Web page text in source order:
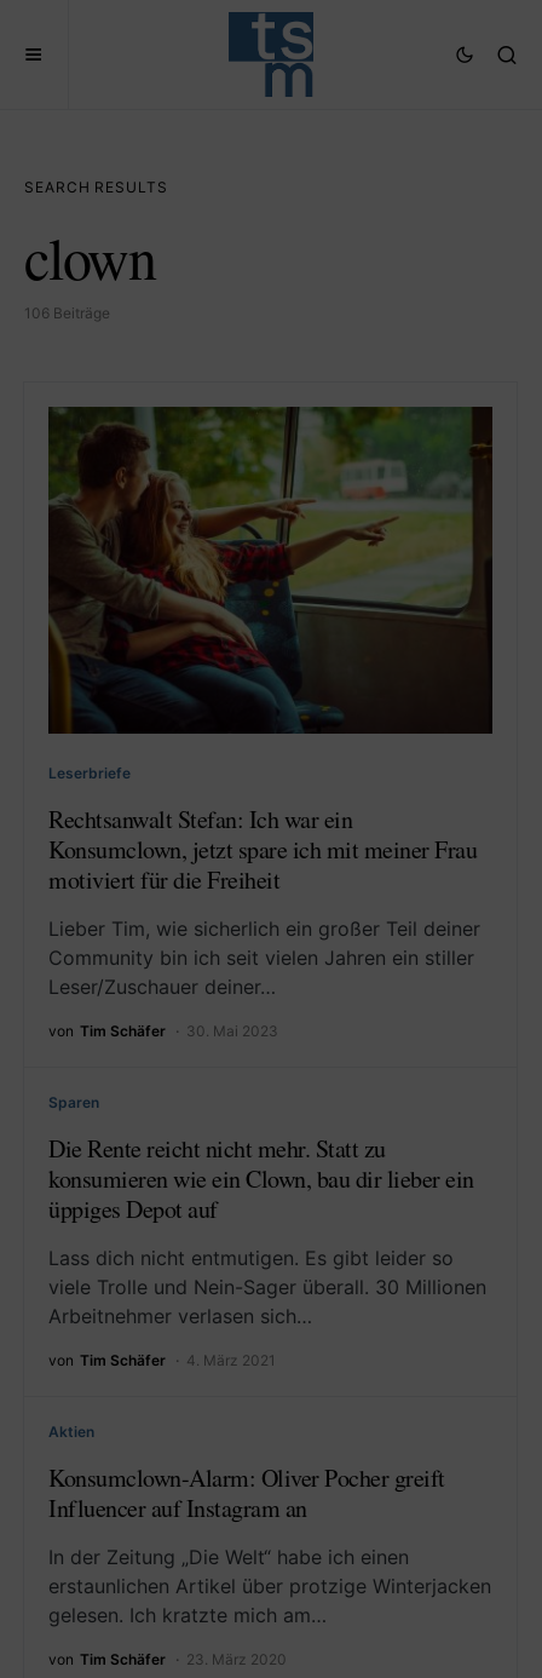
SEARCH RESULTS
clown
106 Beiträge
Leserbriefe
Rechtsanwalt Stefan: Ich war ein
Konsumclown, jetzt spare ich mit meiner Frau
motiviert für die Freiheit
Lieber Tim, wie sicherlich ein großer Teil deiner
Community bin ich seit vielen Jahren ein stiller
Leser/Zuschauer deiner…
von Tim Schäfer 30. Mai 2023
Sparen
Die Rente reicht nicht mehr. Statt zu
konsumieren wie ein Clown, bau dir lieber ein
üppiges Depot auf
Lass dich nicht entmutigen. Es gibt leider so
viele Trolle und Nein-Sager überall. 30 Millionen
Arbeitnehmer verlasen sich…
von Tim Schäfer 4. März 2021
Aktien
Konsumclown-Alarm: Oliver Pocher greift
Influencer auf Instagram an
In der Zeitung „Die Welt“ habe ich einen
erstaunlichen Artikel über protzige Winterjacken
gelesen. Ich kratzte mich am…
von Tim Schäfer 23. März 2020